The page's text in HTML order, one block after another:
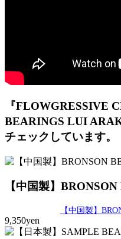
『FLOWGRESSIVE
BEARINGS LUI
チェックしています。
【中国製】
【中国製】
9,350yen